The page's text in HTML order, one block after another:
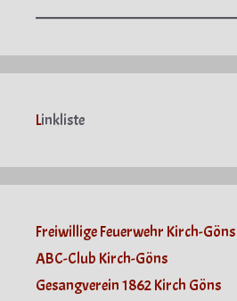
Linkliste
Freiwillige Feuerwehr Kirch-Göns
ABC-Club Kirch-Göns
Gesangverein 1862 Kirch Göns